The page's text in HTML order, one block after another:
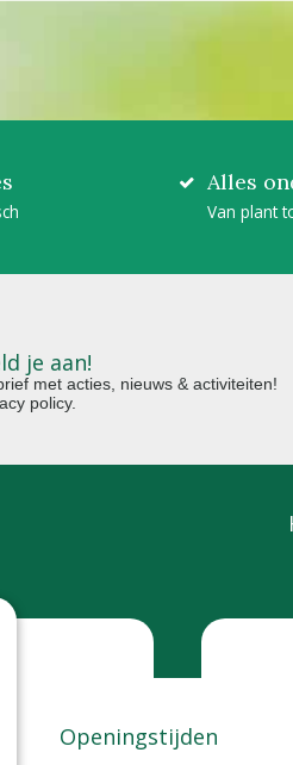
Alles
Van plant
je aan!
met acties, nieuws & activiteiten!
policy.
Openingstijden